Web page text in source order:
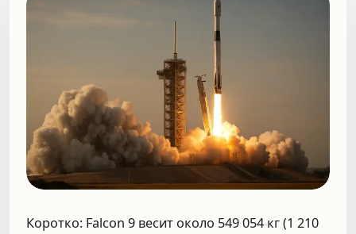
Коротко: Falcon 9 весит около 549 054 кг(1 210